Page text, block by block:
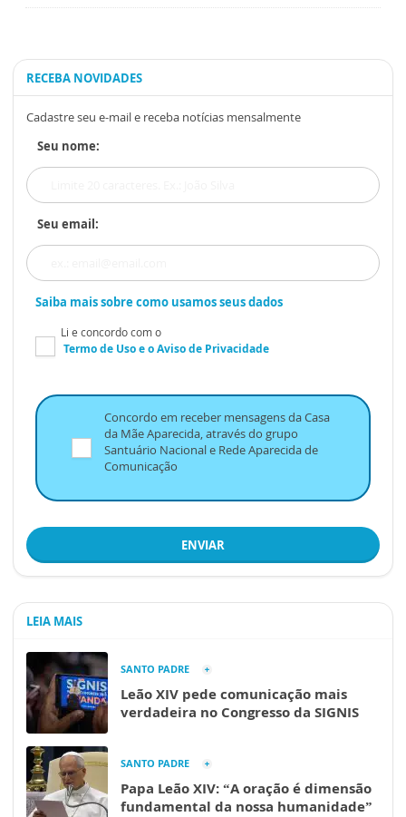
RECEBA NOVIDADES
Cadastre seu e-mail e receba notícias mensalmente
Seu nome:
Seu email:
Saiba mais sobre como usamos seus dados
Li e concordo com o
Termo de Usoe oAviso de Privacidade
Concordo em receber mensagens da Casa
da Mãe Aparecida, através do grupo
Santuário Nacional e Rede Aparecida de
Comunicação
ENVIAR
LEIA MAIS
SANTO PADRE
Leão XIV pede comunicação mais
verdadeira no Congresso da SIGNIS
SANTO PADRE
Papa Leão XIV: “A oração é dimensão
fundamental da nossa humanidade”